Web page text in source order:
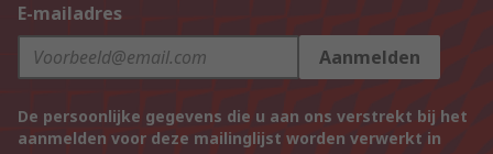
E-mailadres
Aanmelden
De persoonlijke gegevens die u aan ons verstrekt bij het
aanmelden voor deze mailinglijst worden verwerkt in